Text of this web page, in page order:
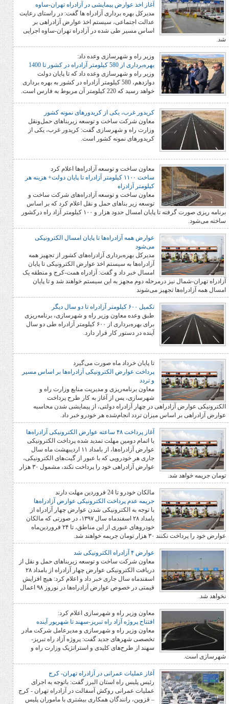
آغاز اخذ عوارض پیمایشی در آزادراه تهران-ساوه
مدیرکل بهره برداری آزادراه ها گفت: در راستای رعایت
عدالت اجتماعی، سیستم اخذ عوارض آزادراهی بر
اساس مسیر طی شده در آزادراه تهران-ساوه اجرایی
وزیر راه و شهرسازی وعده داد:
بهره‌برداری از 580 کیلومتر آزادراه در کشور تا 1400
وزیر راه و شهرسازی وعده داد که تا پایان دولت
دوازدهم، 580 کیلومتر آزادراه در کشور به بهره برداری
خواهد رسید که 220 کیلومتر آن مربوط به فارس است.
کریدور غرب، یکی از کریدورهای نمونه کشور
معاون شرکت ساخت و توسعه زیربناهای حمل‌ونقل
وزارت راه و شهرسازی گفت: کریدور غرب، یکی از
کریدورهای نمونه کشور است.
معاون ساخت و توسعه آزادراه‌ها اعلام کرد
ساخت ۱۱۰۰ کیلومتر آزادراه تا پایان دولت+ هزینه هر
کیلومتر آزادراه
معاون ساخت و توسعه آزادراه‌های شرکت ساخت و
توسعه زیر بناهای حمل و نقل اعلام کرد که بر اساس
برنامه ریزی صورت گرفته تا پایان امسال حدود هزار و ۱۰۰ کیلومتر آزاد راه درکشور
عوارض همه آزادراه‌ها تا پایان امسال الکترونیکی
می‌شود
مدیرکل بهره‌برداری آزادراه‌های کشور از تجهیز همه
آزادراه‌ها به سیستم اخذ عوارض الکترونیکی تا پایان
امسال خبر داد و گفت: آزادراه همت-کرج و منطقه یک
نیز درمرحله دوم مجهز به این سیستم خواهند شد و تا پایان
تجهیز می‌شوند
تکمیل ۶۰۰ کیلومتر آزادراه تا دو سال دیگر
طبق وعده معاون وزیر راه و شهرسازی، برنامه‌ریزی
برای بهره‌برداری از ۶۰۰ کیلومتر آزادراه طی دو سال
آینده در دستور کار قرار دارد.
تا پایان خرداد ماه صورت می‌گیرد
پرداخت عوارض الکترونیکی آزادراه‌ها بر اساس مسیر
و تردد
معاون برنامه‌ریزی و مدیریت منابع وزارت راه و
شهرسازی، پس از آغاز به کار طرح پرداخت
در چهار آزادراه دولتی، از پیمایشی شدن محاسبه
اساس میزان تردد انجام‌شده هر خودرو خبر داد.
آغاز پرداخت ۴۸ ساعته عوارض الکترونیکی آزادراه‌ها
با اتمام دومین مهلت تمدید شده پرداخت الکترونیکی
عوارض آزادراه‌ها، از بامداد ۱۱ اردیبهشت ماه سال
جاری هر خودرویی که با عبور از گیت‌های الکترونیکی،
عوارض آزادراهی خود را پرداخت نکند، مشمول ۳۰ هزار
شد.
مالکان خودرو تا 24 فروردین مهلت دارند
جریمه عدم پرداخت الکترونیکی عوارض آزادراه‌ها
با توجه به الکترونیکی شدن عوارض چهار آزادراه از
بامداد ۲۸ اسفندماه سال ۱۳۹۷، در صورتی که مالکان
خودروهای عبوری از این مناطق، تا ۲۴ فروردین‌ماه
جریمه خواهند شد.
عوارض ۴ آزادراه الکترونیکی شد
معاون شرکت ساخت و توسعه زیربناهای حمل و نقل از
دریافت الکترونیکی عوارض چهار آزادراه از بامداد ۲۸
اسفندماه سال جاری خبر داد و اعلام کرد: هیچ افزایش
قیمتی در خصوص عوارض آزادراه‌ها در نوروز ۹۸ اعمال
معاون وزیر راه و شهرسازی اعلام کرد:
افتتاح پروژه آزاد راه تبریز-سهند تا شهریور آینده
معاون وزیر راه و شهرسازی و مدیرعامل شرکت مادر
تخصصی شهرهای جدید گفت: پروژه آزاد راه تبریز-
سهند از طرح‌های کلیدی و استراتژیک وزارت راه و
آغاز عملیات عمرانی در آزادراه تهران- کرج
رئیس پلیس راه استان البرز گفت: باتوجه به اجرای
عملیات عمرانی روکش آسفالت در آزادراه تهران - کرج
– قزوین، رانندگان همکاری بیشتری با ماموران پلیس